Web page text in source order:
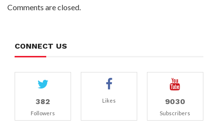
Comments are closed.
CONNECT US
382
Followers
Likes 9030
Subscribers